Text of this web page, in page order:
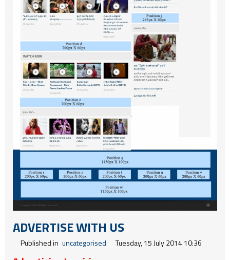
ADVERTISE WITH US
Published in uncategorised Tuesday, 15 July 2014 10:36